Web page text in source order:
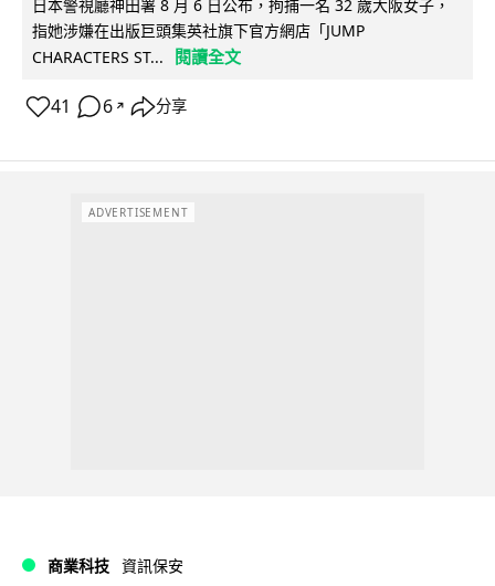
日本警視廳神田署 8 月 6 日公布，拘捕一名 32 歲大阪女子，
指她涉嫌在出版巨頭集英社旗下官方網店「JUMP
CHARACTERS ST...
閱讀全文
41 6 ↗ 分享
ADVERTISEMENT
商業科技 資訊保安